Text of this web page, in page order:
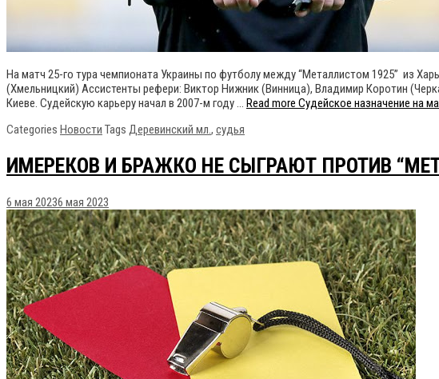
На матч 25-го тура чемпионата Украины по футболу между “Металлистом 1925” из
(Хмельницкий) Ассистенты рефери: Виктор Нижник (Винница), Владимир Коротин
Киеве. Судейскую карьеру начал в 2007-м году … Read more Судейское назначение на
Categories Новости Tags Деревинский мл. , судья
ИМЕРЕКОВ И БРАЖКО НЕ СЫГРАЮТ ПРОТИВ
6 мая 20236 мая 2023